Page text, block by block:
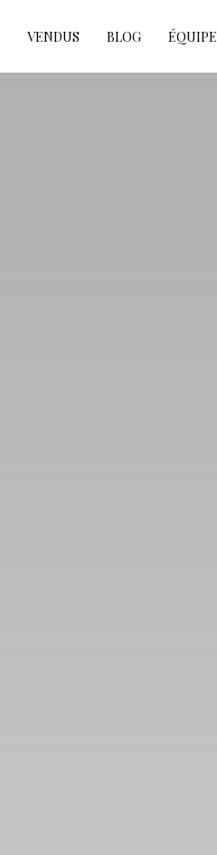
VENDUS BLOG ÉQUIPE